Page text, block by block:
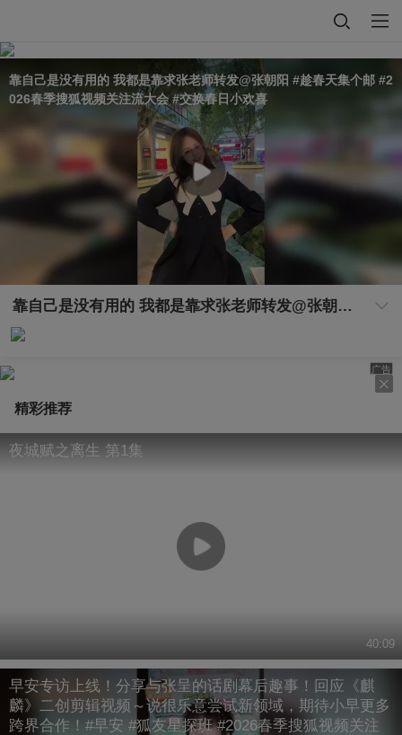
靠自己是没有用的 我都是靠求张老师转发@张朝阳 #趁春天集个邮 #2
026春季搜狐视频关注流大会 #交换春日小欢喜
靠自己是没有用的 我都是靠求张老师转发@张朝阳 #趁春天集个邮 #2026春季搜狐视频关注流大会 #交换春日小欢喜
广告
精彩推荐
夜城赋之离生 第1集
40:09
早安专访上线！分享与张呈的话剧幕后趣事！回应《麒
麟》二创剪辑视频～说很乐意尝试新领域，期待小早更多
跨界合作！#早安 #狐友星探班 #2026春季搜狐视频关注